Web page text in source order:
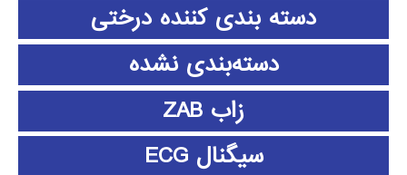
دسته بندی کننده درختی
دسته‌بندی نشده
زاب ZAB
سیگنال ECG